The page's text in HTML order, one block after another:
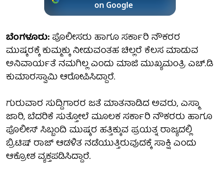
on Google
ಬೆಂಗಳೂರು:ಪೊಲೀಸರು ಹಾಗೂ ಸರ್ಕಾರಿ ನೌಕರರ
ಮುಷ್ಕರಕ್ಕೆ ಕುಮ್ಮಕ್ಕು ನೀಡುವಂತಹ ಚಿಲ್ಲರೆ ಕೆಲಸ ಮಾಡುವ
ಅನಿವಾರ್ಯತೆ ನಮಗಿಲ್ಲ ಎಂದು ಮಾಜಿ ಮುಖ್ಯಮಂತ್ರಿ ಎಚ್.ಡಿ
ಕುಮಾರಸ್ವಾಮಿ ಆರೋಪಿಸಿದ್ದಾರೆ.
ಗುರುವಾರ ಸುದ್ದಿಗಾರರ ಜತೆ ಮಾತನಾಡಿದ ಅವರು, ಎಸ್ಮಾ
ಜಾರಿ, ಬೆದರಿಕೆ ಸುತ್ತೋಲೆ ಮೂಲಕ ಸರ್ಕಾರಿ ನೌಕರರು ಹಾಗೂ
ಪೊಲೀಸ್‌ ಸಿಬ್ಬಂದಿ ಮುಷ್ಕರ ಹತ್ತಿಕ್ಕುವ ಪ್ರಯತ್ನ ರಾಜ್ಯದಲ್ಲಿ
ಬ್ರಿಟಿಷ್‌ ರಾಜ್‌ ಆಡಳಿತ ನಡೆಯುತ್ತಿರುವುದಕ್ಕೆ ಸಾಕ್ಷಿ ಎಂದು
ಆಕ್ರೋಶ ವ್ಯಕ್ತಪಡಿಸಿದ್ದಾರೆ.